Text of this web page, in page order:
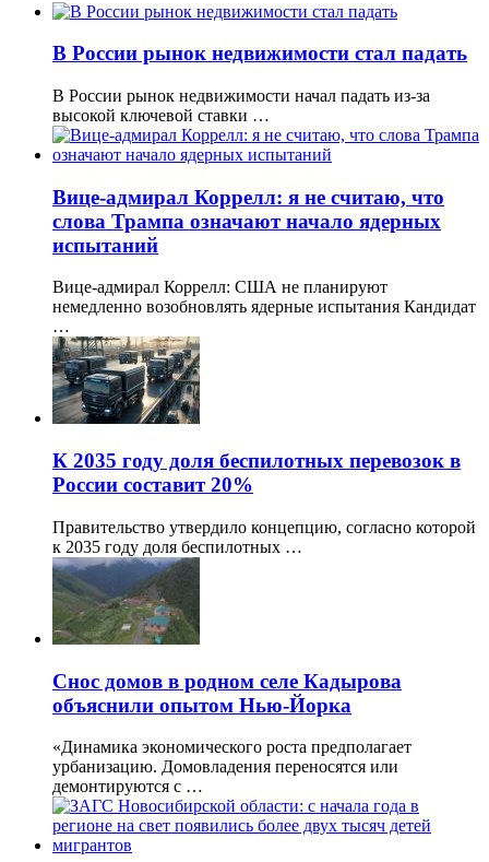
В России рынок недвижимости стал падать
В России рынок недвижимости начал падать из-за
высокой ключевой ставки …
Вице-адмирал Коррелл: я не считаю, что
слова Трампа означают начало ядерных
испытаний
Вице-адмирал Коррелл: США не планируют
немедленно возобновлять ядерные испытания Кандидат
…
К 2035 году доля беспилотных перевозок в
России составит 20%
Правительство утвердило концепцию, согласно которой
к 2035 году доля беспилотных …
Снос домов в родном селе Кадырова
объяснили опытом Нью-Йорка
«Динамика экономического роста предполагает
урбанизацию. Домовладения переносятся или
демонтируются с …